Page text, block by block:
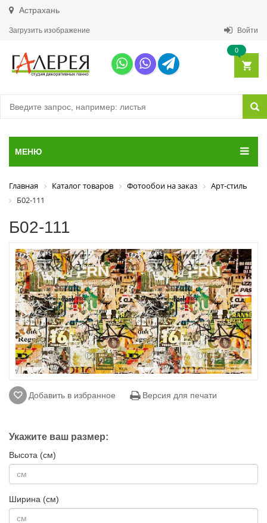
Астрахань
Загрузить изображение Войти
0
МЕНЮ
Главная Каталог товаров Фотообои на заказ
Арт-стиль
Б02-111
Б02-111
Добавить в избранное Версия для печати
Укажите ваш размер:
Высота (см)
Ширина (см)